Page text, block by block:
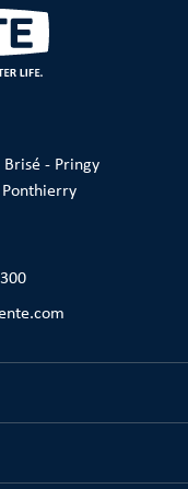
- Pringy
Ponthierry